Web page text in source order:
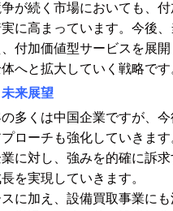
が続く市場においても、
に高まっています。今後、
付加価値型サービスを展
へと拡大していく戦略です
来展望
多くは中国企業ですが、今
ローチも強化していきます
に対し、強みを的確に訴求
を実現していきます。
に加え、設備買取事業に